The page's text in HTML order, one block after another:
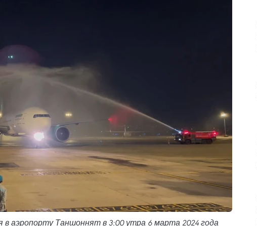
в аэропорту Таншоннят в 3:00 утра 6 марта 2024 года